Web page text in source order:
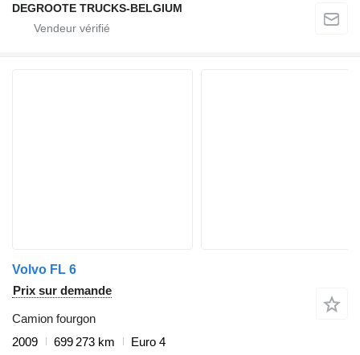
DEGROOTE TRUCKS-BELGIUM
Volvo FL 6
Prix sur demande
Camion fourgon
2009
699 273 km
Euro 4